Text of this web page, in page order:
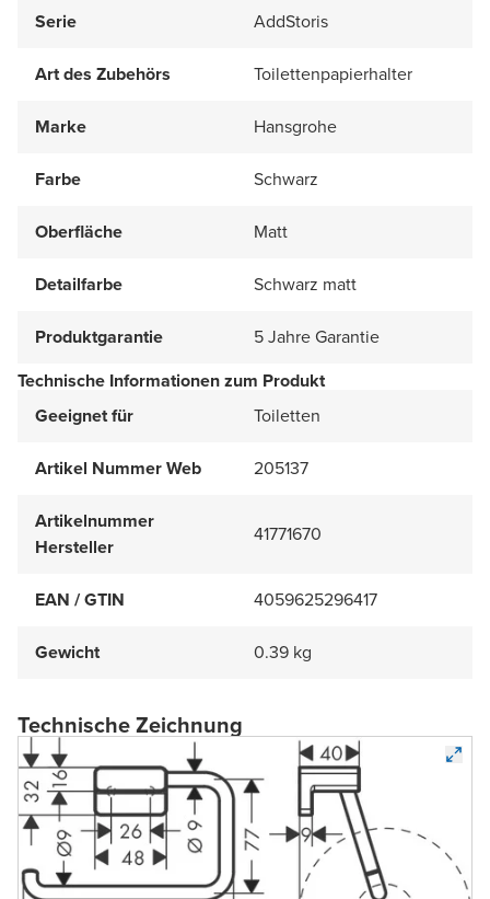
Serie
AddStoris
Art des Zubehörs Toilettenpapierhalter
Marke Hansgrohe
Farbe Schwarz
Oberfläche Matt
Detailfarbe Schwarz matt
Produktgarantie
5 Jahre Garantie
Technische Informationen zum Produkt
Geeignet für
Toiletten
Artikel Nummer Web 205137
Artikelnummer
Hersteller
41771670
EAN / GTIN 4059625296417
Gewicht 0.39 kg
Technische Zeichnung